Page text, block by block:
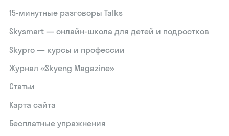
15‑минутные разговоры Talks
Skysmart — онлайн-школа для детей и подростков
Skypro — курсы и профессии
Журнал «Skyeng Magazine»
Статьи
Карта сайта
Бесплатные упражнения